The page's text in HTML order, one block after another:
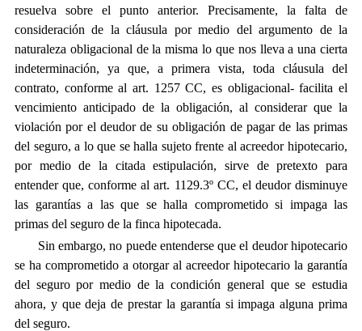
resuelva sobre el punto anterior. Precisamente, la falta de
consideración de la cláusula por medio del argumento de la
naturaleza obligacional de la misma lo que nos lleva a una cierta
indeterminación, ya que, a primera vista, toda cláusula del
contrato, conforme al art. 1257 CC, es obligacional- facilita el
vencimiento anticipado de la obligación, al considerar que la
violación por el deudor de su obligación de pagar de las primas
del seguro, a lo que se halla sujeto frente al acreedor hipotecario,
por medio de la citada estipulación, sirve de pretexto para
entender que, conforme al art. 1129.3º CC, el deudor disminuye
las garantías a las que se halla comprometido si impaga las
primas del seguro de la finca hipotecada.
Sin embargo, no puede entenderse que el deudor hipotecario
se ha comprometido a otorgar al acreedor hipotecario la garantía
del seguro por medio de la condición general que se estudia
ahora, y que deja de prestar la garantía si impaga alguna prima
del seguro.